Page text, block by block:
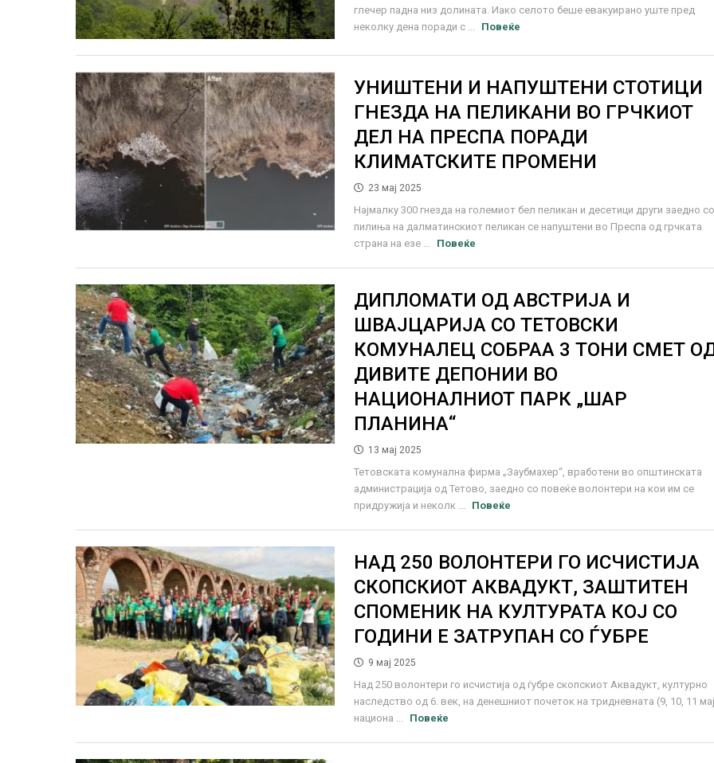
глечер падна низ долината. Иако селото беше евакуирано уште пред
неколку дена поради с ...
Повеќе
УНИШТЕНИ И НАПУШТЕНИ СТОТИЦИ
ГНЕЗДА НА ПЕЛИКАНИ ВО ГРЧКИОТ
ДЕЛ НА ПРЕСПА ПОРАДИ
КЛИМАТСКИТЕ ПРОМЕНИ
23 мај 2025
Најмалку 300 гнезда на големиот бел пеликан и десетици други заедно
пилиња на далматинскиот пеликан се напуштени во Преспа од грчката
страна на езе ...
Повеќе
ДИПЛОМАТИ ОД АВСТРИЈА И
ШВАЈЦАРИЈА СО ТЕТОВСКИ
КОМУНАЛЕЦ СОБРАА 3 ТОНИ СМЕТ
ДИВИТЕ ДЕПОНИИ ВО
НАЦИОНАЛНИОТ ПАРК „ШАР
ПЛАНИНА“
13 мај 2025
Тетовската комунална фирма „Заубмахер“, вработени во општинската
администрација од Тетово, заедно со повеќе волонтери на кои им се
придружија и неколк ...
Повеќе
НАД 250 ВОЛОНТЕРИ ГО ИСЧИСТИЈА
СКОПСКИОТ АКВАДУКТ, ЗАШТИТЕН
СПОМЕНИК НА КУЛТУРАТА КОЈ СО
ГОДИНИ Е ЗАТРУПАН СО ЃУБРЕ
9 мај 2025
Над 250 волонтери го исчистија од ѓубре скопскиот Аквадукт, културно
наследство од 6. век, на денешниот почеток на тридневната (9, 10, 11
национа ...
Повеќе